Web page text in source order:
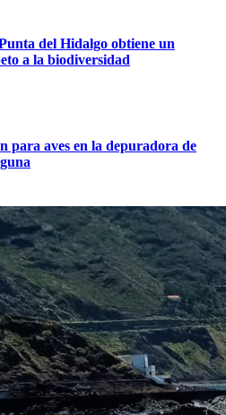
del Hidalgo obtiene un
a la biodiversidad
para aves en la depuradora de